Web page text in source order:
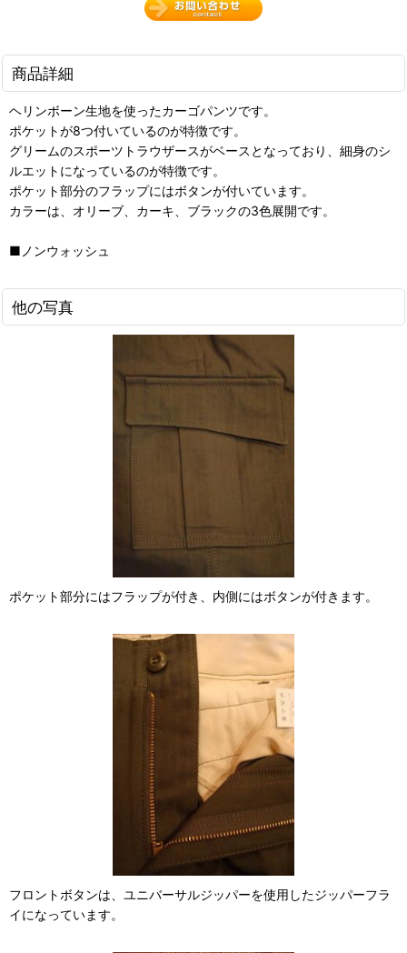
商品詳細
ヘリンボーン生地を使ったカーゴパンツです。
ポケットが8つ付いているのが特徴です。
グリームのスポーツトラウザースがベースとなっており、細身のシ
ルエットになっているのが特徴です。
ポケット部分のフラップにはボタンが付いています。
カラーは、オリーブ、カーキ、ブラックの3色展開です。
■ノンウォッシュ
他の写真
ポケット部分にはフラップが付き、内側にはボタンが付きます。
フロントボタンは、ユニバーサルジッパーを使用したジッパーフラ
イになっています。